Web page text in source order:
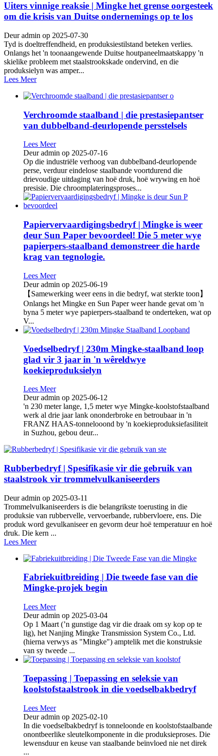
Uiters vinnige reaksie | Mingke het grense oorgesteek
om die krisis van Duitse ondernemings op te los
Deur admin op 2025-07-30
Tyd is doeltreffendheid, en produksiestilstand beteken verlies.
Onlangs het 'n toonaangewende Duitse houtpaneelmaatskappy 'n
skielike probleem met staalstrookskade ondervind, en die
produksielyn was amper...
Lees Meer
Verchroomde staalband | die prestasiepantser
van dubbelband-deurlopende persstelsels
Lees Meer
Deur admin op 2025-07-16
Op die industriële verhoog van dubbelband-deurlopende
perse, verduur eindelose staalbande voortdurend die
drievoudige uitdaging van hoë druk, hoë wrywing en hoë
presisie. Die chroomplateringsproses...
Papiervervaardigingsbedryf | Mingke is weer
deur Sun Paper bevoordeel! Die 5 meter wye
papierpers-staalband demonstreer die harde
krag van tegnologie.
Lees Meer
Deur admin op 2025-06-19
【Samewerking weer eens in die bedryf, wat sterkte toon】
Onlangs het Mingke en Sun Paper weer hande gevat om 'n
byna 5 meter wye papierpers-staalband te onderteken, wat op
V...
Voedselbedryf | 230m Mingke-staalband loop
glad vir 3 jaar in 'n wêreldwye
koekieproduksielyn
Lees Meer
Deur admin op 2025-06-12
'n 230 meter lange, 1,5 meter wye Mingke-koolstofstaalband
werk al drie jaar lank ononderbroke en betroubaar in 'n
FRANZ HAAS-tonnelooond by 'n koekieproduksiefasiliteit
in Suzhou, gebou deur...
Rubberbedryf | Spesifikasie vir die gebruik van
staalstrook vir trommelvulkaniseerders
Deur admin op 2025-03-11
Trommelvulkaniseerders is die belangrikste toerusting in die
produksie van rubbervelle, vervoerbande, rubbervloere, ens. Die
produk word gevulkaniseer en gevorm deur hoë temperatuur en hoë
druk. Die kern ...
Lees Meer
Fabriekuitbreiding | Die tweede fase van die
Mingke-projek begin
Lees Meer
Deur admin op 2025-03-04
Op 1 Maart (’n gunstige dag vir die draak om sy kop op te
lig), het Nanjing Mingke Transmission System Co., Ltd.
(hierna verwys as "Mingke") amptelik met die konstruksie
van sy tweede ...
Toepassing | Toepassing en seleksie van
koolstofstaalstrook in die voedselbakbedryf
Lees Meer
Deur admin op 2025-02-10
In die voedselbakbedryf is tonneloonde en koolstofstaalbande
onontbeerlike sleutelkomponente in die produksieproses. Die
lewensduur en keuse van staalbande beïnvloed nie net direk
...